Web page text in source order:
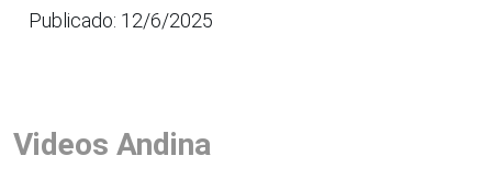
Publicado: 12/6/2025
Videos Andina